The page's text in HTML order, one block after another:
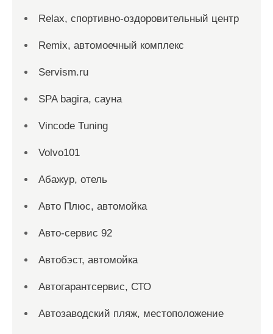
Relax, спортивно-оздоровительный центр
Remix, автомоечный комплекс
Servism.ru
SPA bagira, сауна
Vincode Tuning
Volvo101
Абажур, отель
Авто Плюс, автомойка
Авто-сервис 92
Автобэст, автомойка
Автогарантсервис, СТО
Автозаводский пляж, местоположение